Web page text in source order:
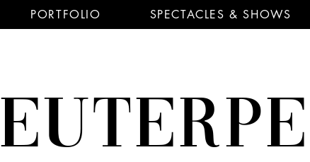
PORTFOLIO SPECTACLES & SHOWS
EUTERPE